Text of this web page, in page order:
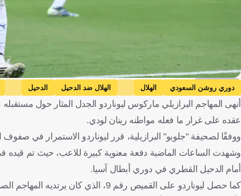
دوري روشن السعودي الهلال الهلال ضد الدحيل الدحيل
البرازيل
كرة قدم
أنهى المهاجم البرازيلي ماركوس ليوناردو الجدل المثار حول
عقده على غرار ما فعله مواطنه رينان لودي.
ووفقًا لصحيفة "جلوبو" البرازيلية، قرر ليوناردو الاستمرار في صفوف
وشهدت الساعات الماضية دفعة معنوية كبيرة للاعب، حيث تم قيده
أمام الدحيل القطري في دوري أبطال آسيا.
كما حصل ليوناردو على القميص رقم 9، الذي كان يرتديه المهاجم الصربي ألكسندر ميتروفيتش سابقًا.